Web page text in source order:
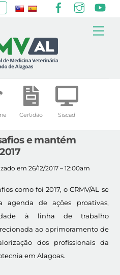
Certidão Siscad
e mantém
em 26/12/2017 – 12:00am
como foi 2017, o CRMV/AL se
agenda de ações proativas,
à linha de trabalho
ao aprimoramento de
dos profissionais da
em Alagoas.